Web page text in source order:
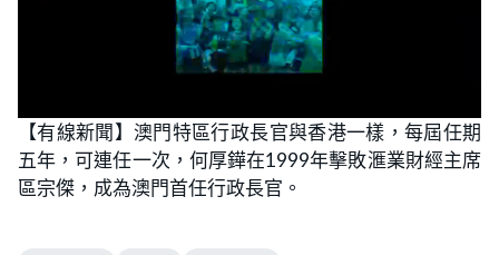
n
m
t
e
o
a
d
e
d
:
1
【有線新聞】澳門特區行政長官與香港一樣，每屆任期
五年，可連任一次，何厚鏵在1999年擊敗滙業財經主席
區宗傑，成為澳門首任行政長官。